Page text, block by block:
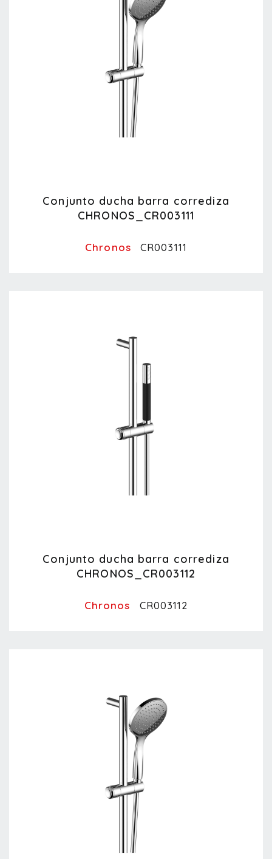
Conjunto ducha barra corrediza
CHRONOS_CR003111
Chronos CR003111
Conjunto ducha barra corrediza
CHRONOS_CR003112
Chronos CR003112